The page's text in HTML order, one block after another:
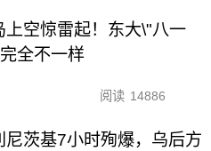
上空惊雷起！东大\"八一
全不一样
阅读 14886
尼茨基7小时殉爆，乌后方